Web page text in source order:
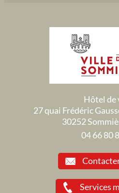
Hôtel de
27 quai Frédéric
30252
04 66 80
Services